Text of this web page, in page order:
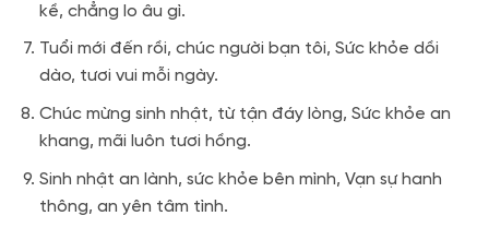
kề, chẳng lo âu gì.
Tuổi mới đến rồi, chúc người bạn tôi, Sức khỏe dồi
dào, tươi vui mỗi ngày.
Chúc mừng sinh nhật, từ tận đáy lòng, Sức khỏe an
khang, mãi luôn tươi hồng.
Sinh nhật an lành, sức khỏe bên mình, Vạn sự hanh
thông, an yên tâm tình.